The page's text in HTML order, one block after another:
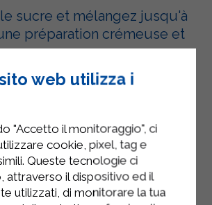
sucre et mélangez jusqu'à
préparation crémeuse et
tout dans des verres,
une fraise et de la
milkshake à la fraise très
web utilizza i
"Accetto il monitoraggio", ci
cookie, pixel, tag e
Queste tecnologie ci
attraverso il dispositivo ed il
utilizzati, di monitorare la tua